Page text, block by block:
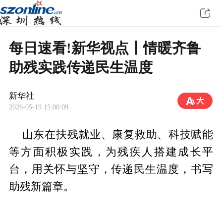
每日速看!新华视点丨情暖齐鲁
助残实践传递民生温度
新华社
2026-05-19 15:00:09
山东在扶残就业、康复救助、科技赋能
等方面积极实践，为残疾人搭建成长平
台，用关怀与坚守，传递民生温度，书写
助残新篇章。